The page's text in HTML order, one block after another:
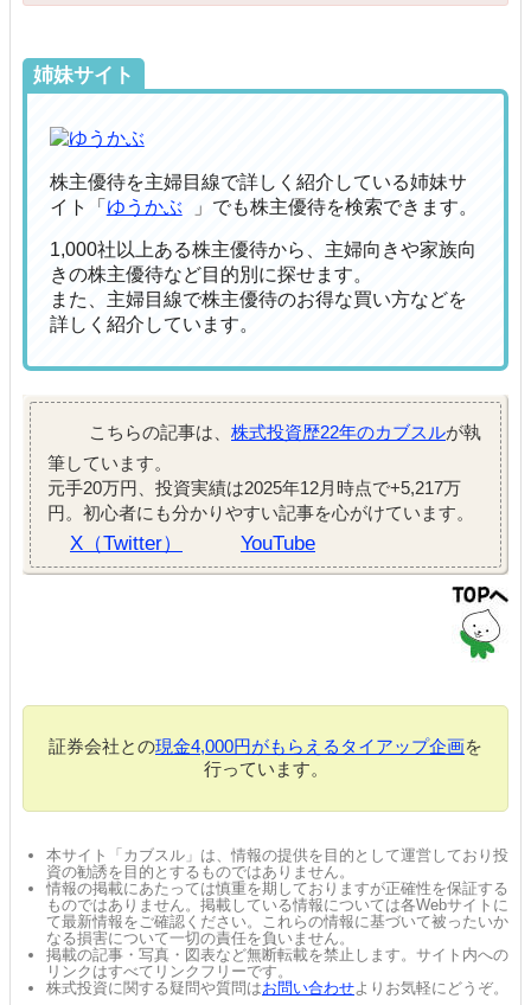
姉妹サイト
株主優待を主婦目線で詳しく紹介している姉妹サ
イト「 ゆうかぶ 」でも株主優待を検索できます。
1,000社以上ある株主優待から、主婦向きや家族向
きの株主優待など目的別に探せます。
また、主婦目線で株主優待のお得な買い方などを
詳しく紹介しています。
こちらの記事は、 株式投資歴22年のカブスルが執
筆しています。
元手20万円、投資実績は2025年12月時点で+5,217万
円。初心者にも分かりやすい記事を心がけています。
X（Twitter） YouTube
証券会社との現金4,000円がもらえるタイアップ企画を
行っています。
本サイト「カブスル」は、情報の提供を目的として運営しており投
資の勧誘を目的とするものではありません。
情報の掲載にあたっては慎重を期しておりますが正確性を保証する
ものではありません。掲載している情報については各Webサイトに
て最新情報をご確認ください。これらの情報に基づいて被ったいか
なる損害について一切の責任を負いません。
掲載の記事・写真・図表など無断転載を禁止します。サイト内への
リンクはすべてリンクフリーです。
株式投資に関する疑問や質問はお問い合わせよりお気軽にどうぞ。